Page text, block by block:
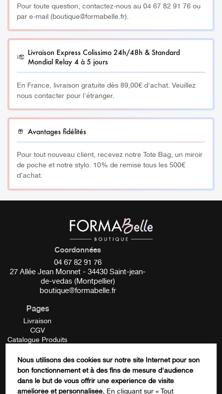
Pour toute question, contactez-nous au 04 67 82 91 76 ou
par e-mail (boutique@formabelle.fr).
Livraison Express Colissimo 24h/48h & Standard
Mondial Relay 4 à 5 jours
En France, livraison gratuite dès 89,00€ d'achat. Veuillez
nous contacter pour l'étranger.
Avantages fidélités
Pour tout nouveau client, recevez notre Tote Bag, un miroir
de poche et notre stylo. 10% de remise tous les 500€
d’achat.
X/Twitter
Coordonnées
04 67 82 91 76
27 Allée Jean Monnet - 34430 Saint-jean-
de-vedas (Montpellier)
boutique@formabelle.fr
Pages
Livraison
CGV
Catalogue Produits
Contactez-nous
FORMATION
Nous utilisons des cookies sur notre site Internet pour son
bon fonctionnement et à des fins de mesure d'audience
dans le but de vous offrir une expérience de visite
améliorée et personnalisée. En cliquant sur « Tout